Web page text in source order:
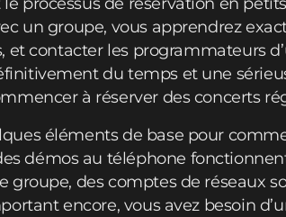
un groupe, vous apprendrez
et contacter les programmateurs
du temps et une
à réserver des concerts
éléments de base pour
démos au téléphone
groupe, des comptes de réseaux
encore, vous avez besoin